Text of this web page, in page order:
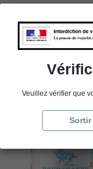
Ajouter au
Veuillez vérifier que
Sortir